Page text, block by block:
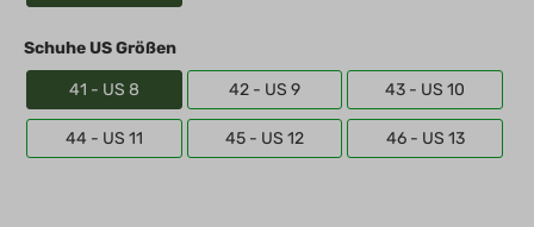
Schuhe US Größen
41 - US 8 42 - US 9 43 - US 10
44 - US 11 45 - US 12 46 - US 13